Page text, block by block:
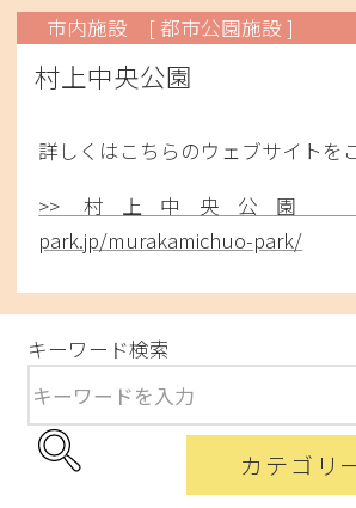
市内施設
[ 都市公園施設 ]
村上中央公園
詳しくはこちらのウェブサイトを
>> 村上中央公園
park.jp/murakamichuo-park/
キーワード検索
カテゴリ